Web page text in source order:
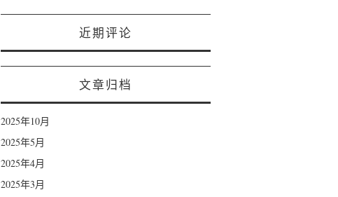
近期评论
文章归档
2025年10月
2025年5月
2025年4月
2025年3月